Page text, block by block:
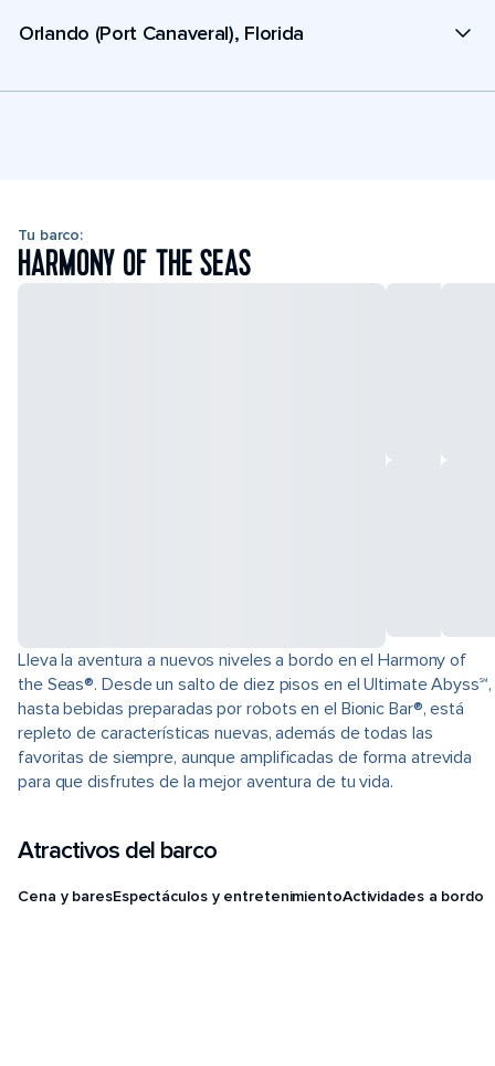
Orlando (Port Canaveral), Florida
Tu barco:
HARMONY OF THE SEAS
Lleva la aventura a nuevos niveles a bordo en el Harmony of
the Seas®. Desde un salto de diez pisos en el Ultimate Abyss℠,
hasta bebidas preparadas por robots en el Bionic Bar®, está
repleto de características nuevas, además de todas las
favoritas de siempre, aunque amplificadas de forma atrevida
para que disfrutes de la mejor aventura de tu vida.
Atractivos del barco
Cena y baresEspectáculos y entretenimientoActividades a bordo